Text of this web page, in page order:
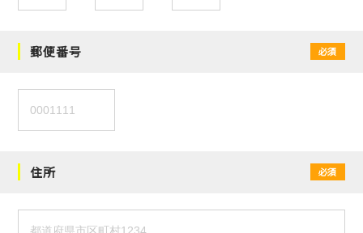
郵便番号 必須
住所 必須